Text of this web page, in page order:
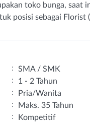
toko bunga, saat
posisi sebagai Florist
:
SMA / SMK
:
1 - 2 Tahun
:
Pria/Wanita
:
Maks. 35 Tahun
:
Kompetitif